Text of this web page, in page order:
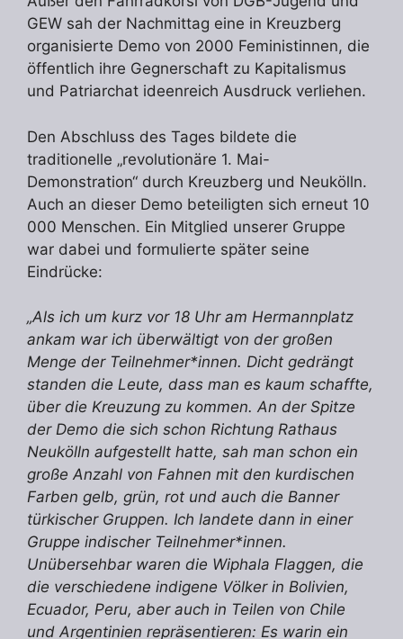
GEW sah der Nachmittag eine in Kreuzberg
organisierte Demo von 2000 Feministinnen, die
öffentlich ihre Gegnerschaft zu Kapitalismus
und Patriarchat ideenreich Ausdruck verliehen.
Den Abschluss des Tages bildete die
traditionelle „revolutionäre 1. Mai-
Demonstration“ durch Kreuzberg und Neukölln.
Auch an dieser Demo beteiligten sich erneut 10
000 Menschen. Ein Mitglied unserer Gruppe
war dabei und formulierte später seine
Eindrücke:
„Als ich um kurz vor 18 Uhr am Hermannplatz
ankam war ich überwältigt von der großen
Menge der Teilnehmer*innen. Dicht gedrängt
standen die Leute, dass man es kaum schaffte,
über die Kreuzung zu kommen. An der Spitze
der Demo die sich schon Richtung Rathaus
Neukölln aufgestellt hatte, sah man schon ein
große Anzahl von Fahnen mit den kurdischen
Farben gelb, grün, rot und auch die Banner
türkischer Gruppen. Ich landete dann in einer
Gruppe indischer Teilnehmer*innen.
Unübersehbar waren die Wiphala Flaggen, die
die verschiedene indigene Völker in Bolivien,
Ecuador, Peru, aber auch in Teilen von Chile
und Argentinien repräsentieren: Es warin ein